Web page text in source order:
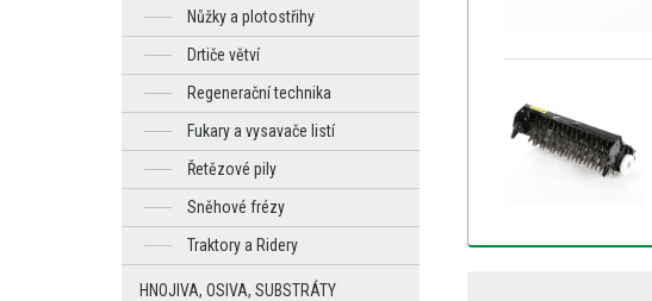
Nůžky a plotostřihy
Drtiče větví
Regenerační technika
Fukary a vysavače listí
Řetězové pily
Sněhové frézy
Traktory a Ridery
HNOJIVA, OSIVA, SUBSTRÁTY